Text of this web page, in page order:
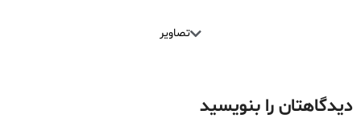
تصاویر
دیدگاهتان را بنویسید